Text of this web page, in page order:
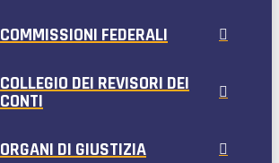
COMMISSIONI FEDERALI
COLLEGIO DEI REVISORI DEI
CONTI
ORGANI DI GIUSTIZIA